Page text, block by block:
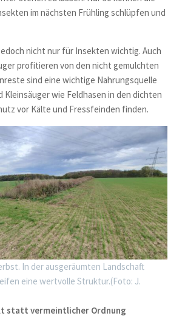
im nächsten Frühling schlüpfen und
nicht nur für Insekten wichtig. Auch
profitieren von den nicht gemulchten
sind eine wichtige Nahrungsquelle
Kleinsäuger wie Feldhasen in den dichten
vor Kälte und Fressfeinden finden.
In der ausgeräumten Landschaft
eine wertvolle Struktur.(Foto: J.
statt vermeintlicher Ordnung